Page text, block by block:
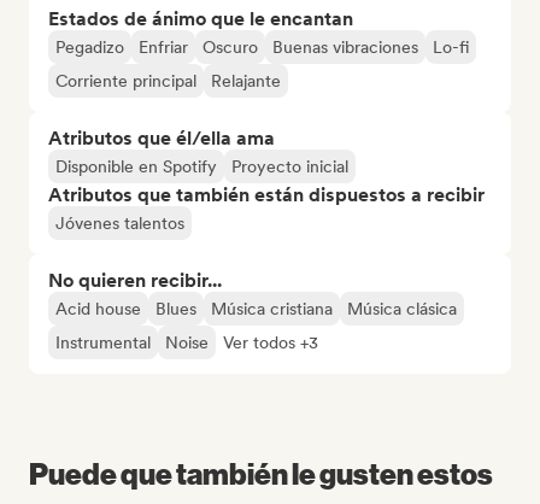
Estados de ánimo que le encantan
Pegadizo Enfriar Oscuro Buenas vibraciones
Lo-fi
Corriente principal
Relajante
Atributos que él/ella ama
Disponible en Spotify Proyecto inicial
Atributos que también están dispuestos a recibir
Jóvenes talentos
No quieren recibir...
Acid house Blues Música cristiana
Música clásica
Instrumental
Noise Ver todos +3
Puede que también le gusten estos